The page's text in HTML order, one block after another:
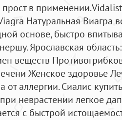
в
Натуральная
основе, быстро
Ярославская
веществ
Женское здоровье
от аллергии. Сиалис
неврастении легкое
с быстрой